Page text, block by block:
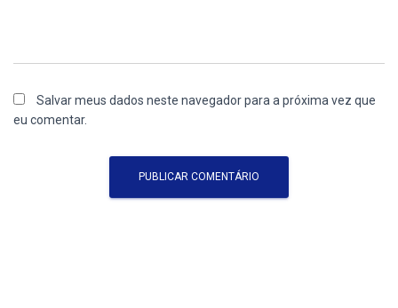
Salvar meus dados neste navegador para a próxima vez que
eu comentar.